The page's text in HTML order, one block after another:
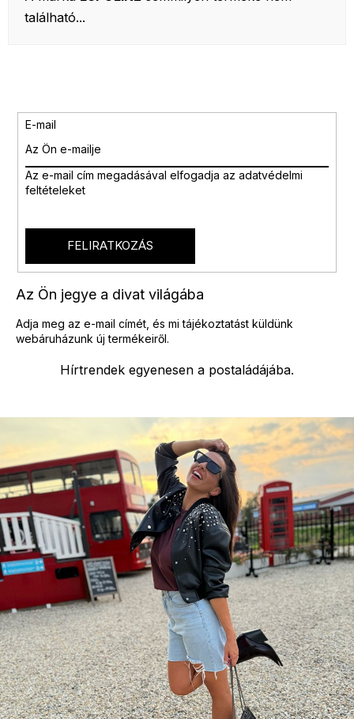
található...
Hírtrendek egyenesen a postaládájába.
Az Ön jegye a divat világába
Adja meg az e-mail címét, és mi tájékoztatást küldünk
webáruházunk új termékeiről.
E-mail
Az e-mail cím megadásával elfogadja az adatvédelmi
feltételeket
FELIRATKOZÁS